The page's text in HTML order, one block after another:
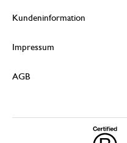
Kundeninformation
Impressum
AGB